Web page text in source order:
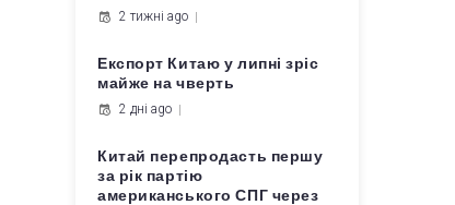
2 тижні ago
Експорт Китаю у липні зріс
майже на чверть
2 дні ago
Китай перепродасть першу
за рік партію
американського СПГ через